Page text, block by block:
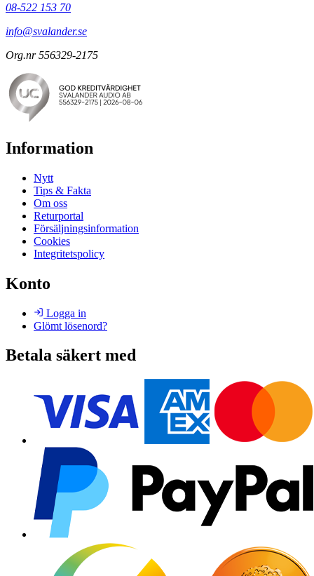
08-522 153 70
info@svalander.se
Org.nr 556329-2175
Information
Nytt
Tips & Fakta
Om oss
Returportal
Försäljningsinformation
Cookies
Integritetspolicy
Konto
Logga in
Glömt lösenord?
Betala säkert med